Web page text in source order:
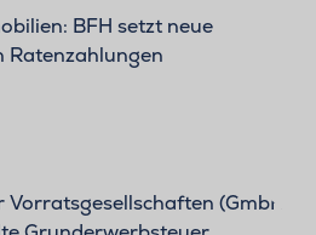
BFH setzt neue
Ratenzahlungen